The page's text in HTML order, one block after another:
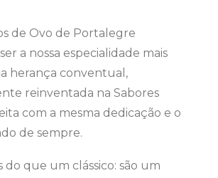
de Ovo de Portalegre
a nossa especialidade mais
herança conventual,
reinventada na Sabores
com a mesma dedicação e o
de sempre.
do que um clássico: são um